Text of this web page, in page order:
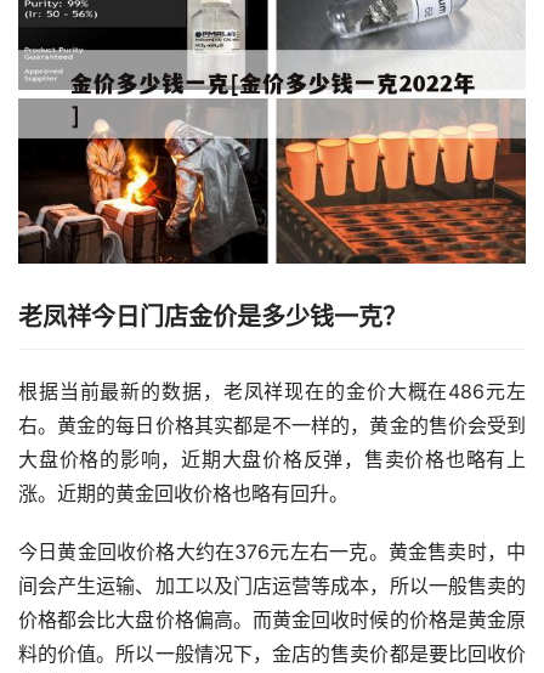
老凤祥今日门店金价是多少钱一克？
根据当前最新的数据，老凤祥现在的金价大概在486元左
右。黄金的每日价格其实都是不一样的，黄金的售价会受到
大盘价格的影响，近期大盘价格反弹，售卖价格也略有上
涨。近期的黄金回收价格也略有回升。
今日黄金回收价格大约在376元左右一克。黄金售卖时，中
间会产生运输、加工以及门店运营等成本，所以一般售卖的
价格都会比大盘价格偏高。而黄金回收时候的价格是黄金原
料的价值。所以一般情况下，金店的售卖价都是要比回收价